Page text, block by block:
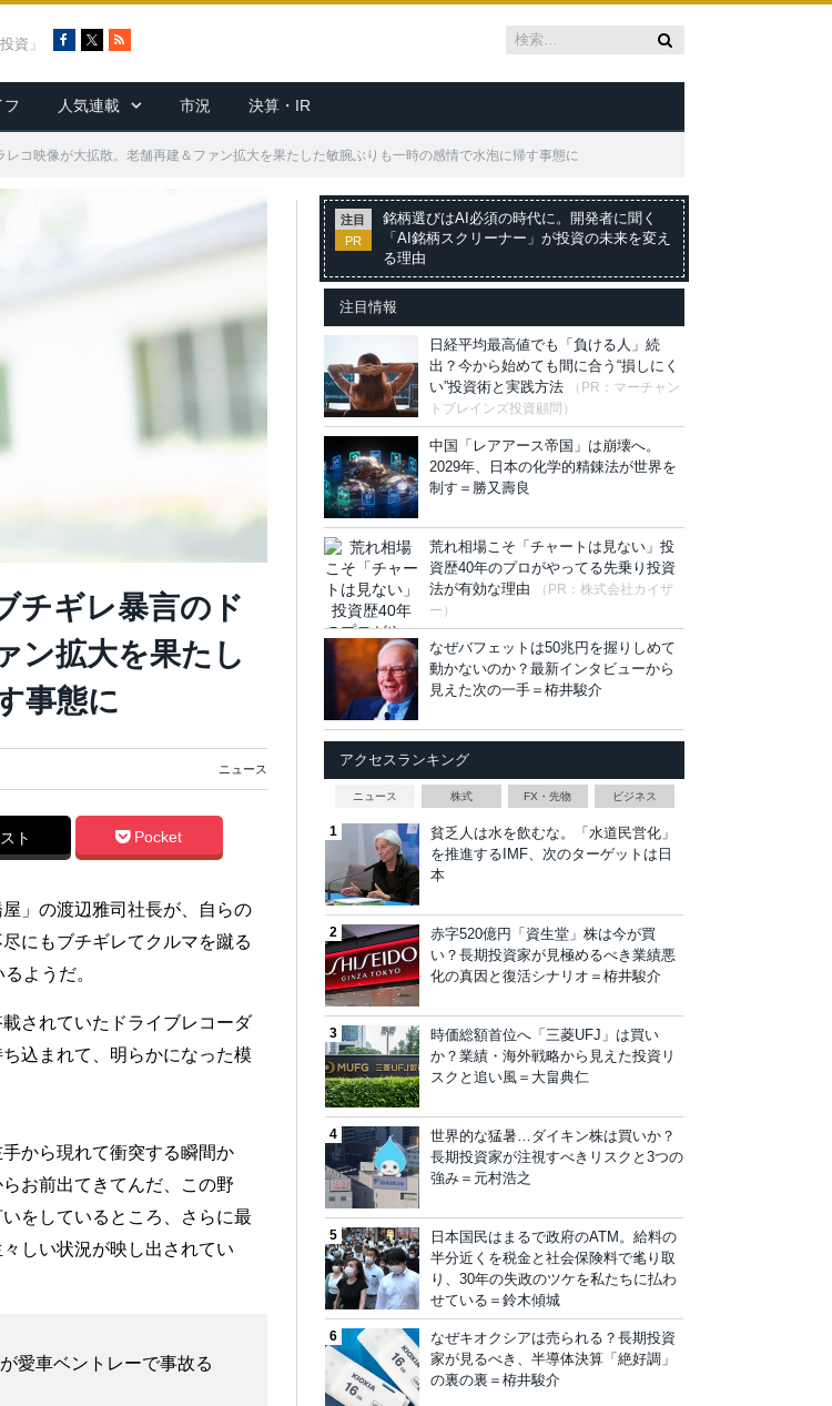
資」
c
e
b
o
R
S
フ 人気連載 市況 決算・IR
コ映像が大拡散。老舗再建＆ファン拡大を果たした敏腕ぶりも一時の感情で水泡に帰す事態に
チギレ暴言のド
ン拡大を果たし
事態に
ニュース
ト Pocket
」の渡辺雅司社長が、自らの
にもブチギレてクルマを蹴る
ようだ。
されていたドライブレコーダ
込まれて、明らかになった模
から現れて衝突する瞬間か
お前出てきてんだ、この野
をしているところ、さらに最
しい状況が映し出されてい
愛車ベントレーで事故る
注目
PR
銘柄選びはAI必須の時代に。開発者に聞く
「AI銘柄スクリーナー」が投資の未来を変え
る理由
注目情報
日経平均最高値でも「負ける人」続
出？今から始めても間に合う“損しにく
い”投資術と実践方法
（PR：マーチャン
トブレインズ投資顧問）
中国「レアアース帝国」は崩壊へ。
2029年、日本の化学的精錬法が世界を
制す＝勝又壽良
荒れ相場こそ「チャートは見ない」投
資歴40年のプロがやってる先乗り投資
法が有効な理由
（PR：株式会社カイザ
ー）
なぜバフェットは50兆円を握りしめて
動かないのか？最新インタビューから
見えた次の一手＝栫井駿介
アクセスランキング
ニュース 株式 FX・先物 ビジネス
貧乏人は水を飲むな。「水道民営化」
を推進するIMF、次のターゲットは日
本
赤字520億円「資生堂」株は今が買
い？長期投資家が見極めるべき業績悪
化の真因と復活シナリオ＝栫井駿介
時価総額首位へ「三菱UFJ」は買い
か？業績・海外戦略から見えた投資リ
スクと追い風＝大畠典仁
世界的な猛暑…ダイキン株は買いか？
長期投資家が注視すべきリスクと3つの
強み＝元村浩之
日本国民はまるで政府のATM。給料の
半分近くを税金と社会保険料で毟り取
り、30年の失政のツケを私たちに払わ
せている＝鈴木傾城
なぜキオクシアは売られる？長期投資
家が見るべき、半導体決算「絶好調」
の裏の裏＝栫井駿介